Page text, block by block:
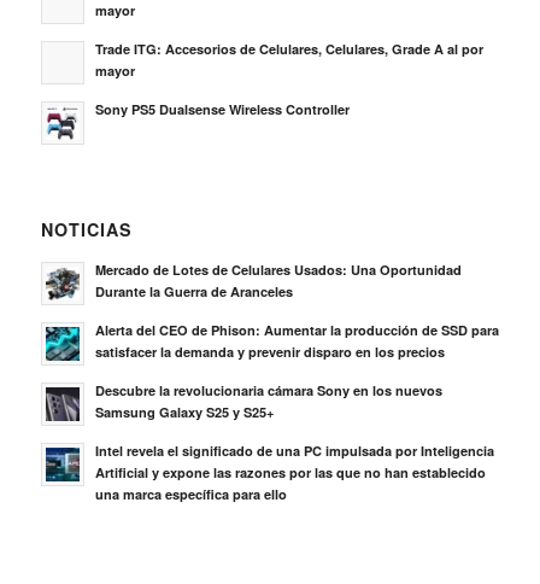
mayor
Trade ITG: Accesorios de Celulares, Celulares, Grade A al por
mayor
Sony PS5 Dualsense Wireless Controller
NOTICIAS
Mercado de Lotes de Celulares Usados: Una Oportunidad
Durante la Guerra de Aranceles
Alerta del CEO de Phison: Aumentar la producción de SSD para
satisfacer la demanda y prevenir disparo en los precios
Descubre la revolucionaria cámara Sony en los nuevos
Samsung Galaxy S25 y S25+
Intel revela el significado de una PC impulsada por Inteligencia
Artificial y expone las razones por las que no han establecido
una marca específica para ello